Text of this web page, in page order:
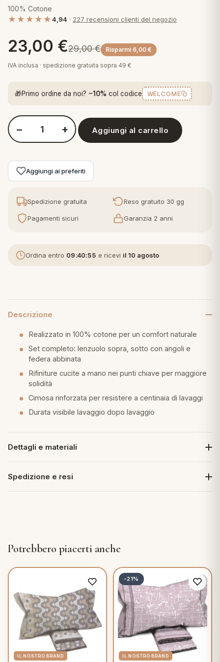
Letto
e Pigiami
arredo
per cuscini
arredo
in piuma d'oca
in piuma
Plaid Cartoons
Tappeti Cartoons
Teli Mare Cartoons
100% Cotone
★★★★★4,94 · 227 recensioni clienti del negozio
23,00 €29,00€ Risparmi 6,00 €
IVA inclusa · spedizione gratuita sopra 49 €
🎁Primo ordine da noi? −10% col codice WELCOME
Quantità Perlarara Basic Line - Completo Lenzuola letto -
− + Aggiungi al carrello
Aggiungi ai preferiti
Spedizione gratuita Reso gratuito 30 gg
Pagamenti sicuri Garanzia 2 anni
Ordina entro 09:40:54 e ricevi il 10 agosto
Descrizione
Realizzato in 100% cotone per un comfort naturale
Set completo: lenzuolo sopra, sotto con angoli e
federa abbinata
Rifiniture cucite a mano nei punti chiave per maggiore
solidità
Cimosa rinforzata per resistere a centinaia di lavaggi
Durata visibile lavaggio dopo lavaggio
Dettagli e materiali
Spedizione e resi
Potrebbero piacerti anche
-21%